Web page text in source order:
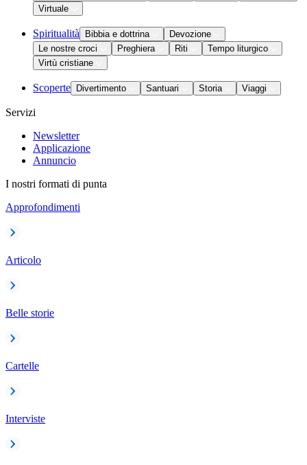
Virtuale
Spiritualità Bibbia e dottrina
Devozione
Le nostre croci
Preghiera Riti
Tempo liturgico
Virtù cristiane
Scoperte Divertimento Santuari Storia Viaggi
Servizi
Newsletter
Applicazione
Annuncio
I nostri formati di punta
Approfondimenti
Articolo
Belle storie
Cartelle
Interviste